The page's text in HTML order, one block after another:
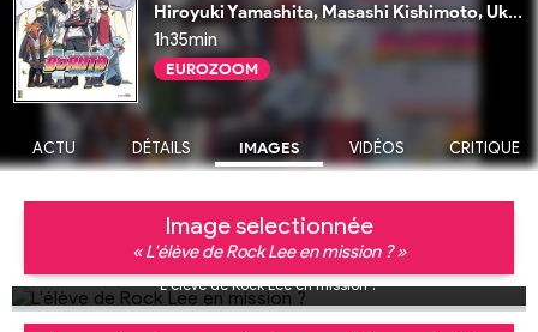
Hiroyuki Yamashita, Masashi Kishimoto, Ukyo Kodachi
1h35min
EUROZOOM
ACTU DÉTAILS IMAGES VIDÉOS CRITIQUE
Image selectionnée
« L'élève de Rock Lee en mission ? »
L'élève de Rock Lee en mission ?